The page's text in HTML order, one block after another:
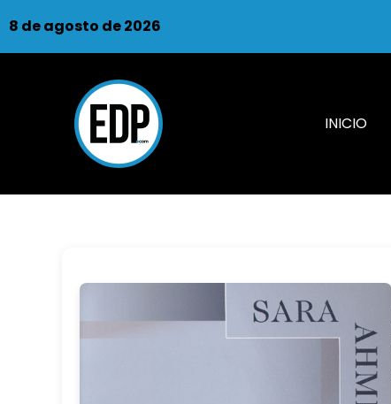
8 de agosto de 2026
INICIO